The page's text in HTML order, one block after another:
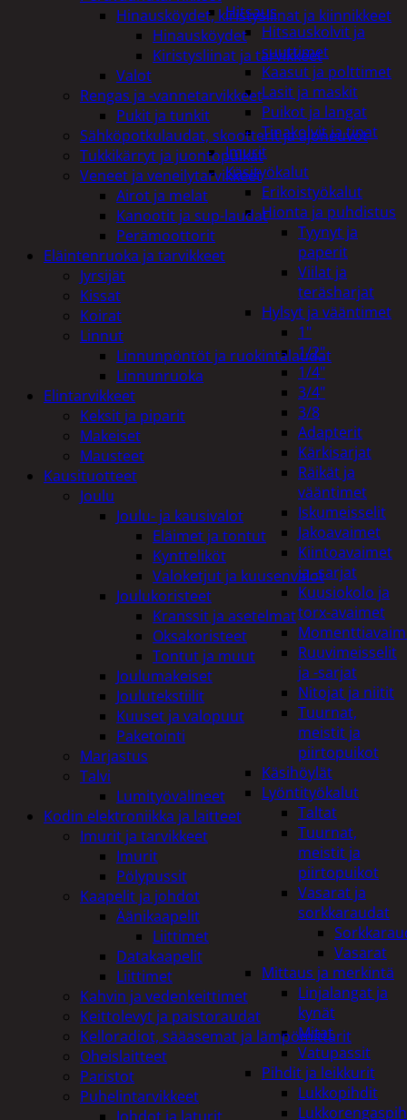
Hitsaus
Hitsauskolvit ja
suuttimet
Kaasut ja polttimet
Lasit ja maskit
Puikot ja langat
Tinakolvit ja tinat
Imurit
Käsityökalut
Erikoistyökalut
Hionta ja puhdistus
Tyynyt ja
paperit
Viilat ja
teräsharjat
Hylsyt ja vääntimet
1"
1/2"
1/4"
3/4"
3/8
Adapterit
Kärkisarjat
Räikät ja
vääntimet
Iskumeisselit
Jakoavaimet
Kiintoavaimet
ja -sarjat
Kuusiokolo ja
torx-avaimet
Ruuvimeisselit
ja -sarjat
Nitojat ja niitit
Tuurnat,
meistit ja
piirtopuikot
Käsihöylät
Lyöntityökalut
Taltat
Tuurnat,
meistit ja
piirtopuikot
Vasarat ja
sorkkaraudat
Vasarat
Mittaus ja merkintä
Linjalangat ja
kynät
Mitat
Vatupassit
Pihdit ja leikkurit
Lukkopihdit
Hinausköydet, kiristysliinat ja kiinnikkeet
Hinausköydet
Kiristysliinat ja tarvikkeet
Valot
Rengas ja -vannetarvikkeet
Pukit ja tunkit
Sähköpotkulaudat, skootterit ja ajoneuvot
Tukkikärryt ja juontopulkat
Veneet ja veneilytarvikkeet
Airot ja melat
Kanootit ja sup-laudat
Perämoottorit
Eläintenruoka ja tarvikkeet
Jyrsijät
Kissat
Koirat
Linnut
Linnunpöntöt ja ruokintalaudat
Linnunruoka
Elintarvikkeet
Keksit ja piparit
Makeiset
Mausteet
Kausituotteet
Joulu
Joulu- ja kausivalot
Eläimet ja tontut
Kyntteliköt
Valoketjut ja kuusenvalot
Joulukoristeet
Kranssit ja asetelmat
Oksakoristeet
Tontut ja muut
Joulumakeiset
Joulutekstiilit
Kuuset ja valopuut
Paketointi
Marjastus
Talvi
Lumityövälineet
Kodin elektroniikka ja laitteet
Imurit ja tarvikkeet
Imurit
Pölypussit
Kaapelit ja johdot
Äänikaapelit
Liittimet
Datakaapelit
Liittimet
Kahvin ja vedenkeittimet
Keittolevyt ja paistoraudat
Kelloradiot, sääasemat ja lämpömittarit
Oheislaitteet
Paristot
Puhelintarvikkeet